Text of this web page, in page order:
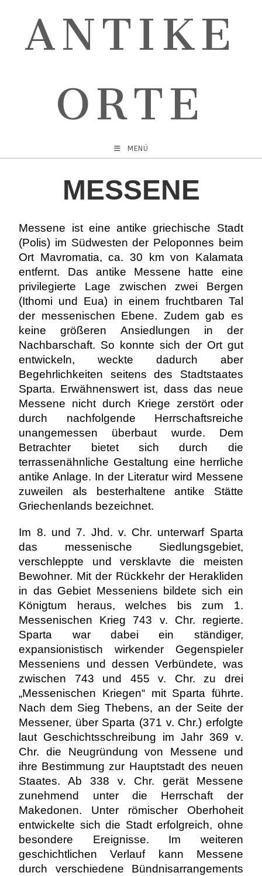
ANTIKE
ORTE
MENÜ
MESSENE
Messene ist eine antike griechische Stadt
(Polis) im Südwesten der Peloponnes beim
Ort Mavromatia, ca. 30 km von Kalamata
entfernt. Das antike Messene hatte eine
privilegierte Lage zwischen zwei Bergen
(Ithomi und Eua) in einem fruchtbaren Tal
der messenischen Ebene. Zudem gab es
keine größeren Ansiedlungen in der
Nachbarschaft. So konnte sich der Ort gut
entwickeln, weckte dadurch aber
Begehrlichkeiten seitens des Stadtstaates
Sparta. Erwähnenswert ist, dass das neue
Messene nicht durch Kriege zerstört oder
durch nachfolgende Herrschaftsreiche
unangemessen überbaut wurde. Dem
Betrachter bietet sich durch die
terrassenähnliche Gestaltung eine herrliche
antike Anlage. In der Literatur wird Messene
zuweilen als besterhaltene antike Stätte
Griechenlands bezeichnet.
Im 8. und 7. Jhd. v. Chr. unterwarf Sparta
das messenische Siedlungsgebiet,
verschleppte und versklavte die meisten
Bewohner. Mit der Rückkehr der Herakliden
in das Gebiet Messeniens bildete sich ein
Königtum heraus, welches bis zum 1.
Messenischen Krieg 743 v. Chr. regierte.
Sparta war dabei ein ständiger,
expansionistisch wirkender Gegenspieler
Messeniens und dessen Verbündete, was
zwischen 743 und 455 v. Chr. zu drei
„Messenischen Kriegen“ mit Sparta führte.
Nach dem Sieg Thebens, an der Seite der
Messener, über Sparta (371 v. Chr.) erfolgte
laut Geschichtsschreibung im Jahr 369 v.
Chr. die Neugründung von Messene und
ihre Bestimmung zur Hauptstadt des neuen
Staates. Ab 338 v. Chr. gerät Messene
zunehmend unter die Herrschaft der
Makedonen. Unter römischer Oberhoheit
entwickelte sich die Stadt erfolgreich, ohne
besondere Ereignisse. Im weiteren
geschichtlichen Verlauf kann Messene
durch verschiedene Bündnisarrangements